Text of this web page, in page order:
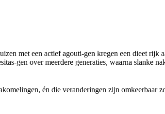
met een actief agouti-gen kregen een dieet
gen over meerdere generaties, waarna slanke
én die veranderingen zijn omkeerbaar